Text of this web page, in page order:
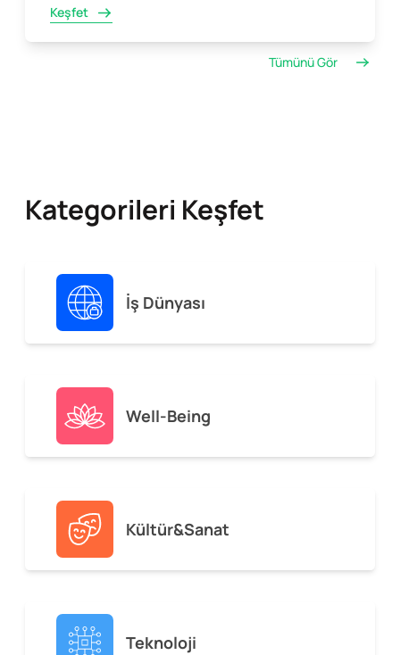
Keşfet
Tümünü Gör
Kategorileri Keşfet
İş Dünyası
Well-Being
Kültür&Sanat
Teknoloji